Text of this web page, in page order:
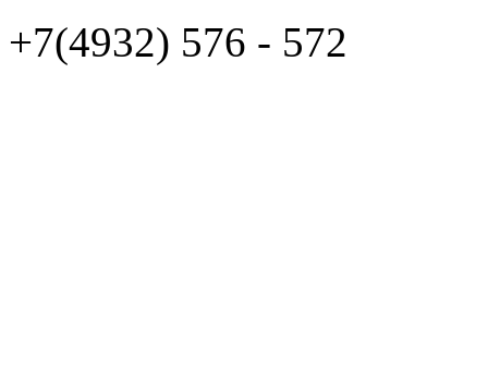
+7(4932) 576 - 572